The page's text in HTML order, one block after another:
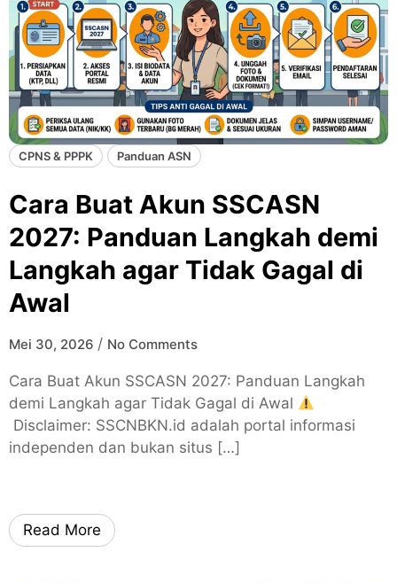
CPNS & PPPK Panduan ASN
Cara Buat Akun SSCASN
2027: Panduan Langkah demi
Langkah agar Tidak Gagal di
Awal
Mei 30, 2026 / No Comments
Cara Buat Akun SSCASN 2027: Panduan Langkah
demi Langkah agar Tidak Gagal di Awal
Disclaimer: SSCNBKN.id adalah portal informasi
independen dan bukan situs […]
Read More